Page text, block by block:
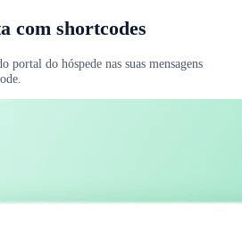
com shortcodes
do hóspede nas suas mensagens